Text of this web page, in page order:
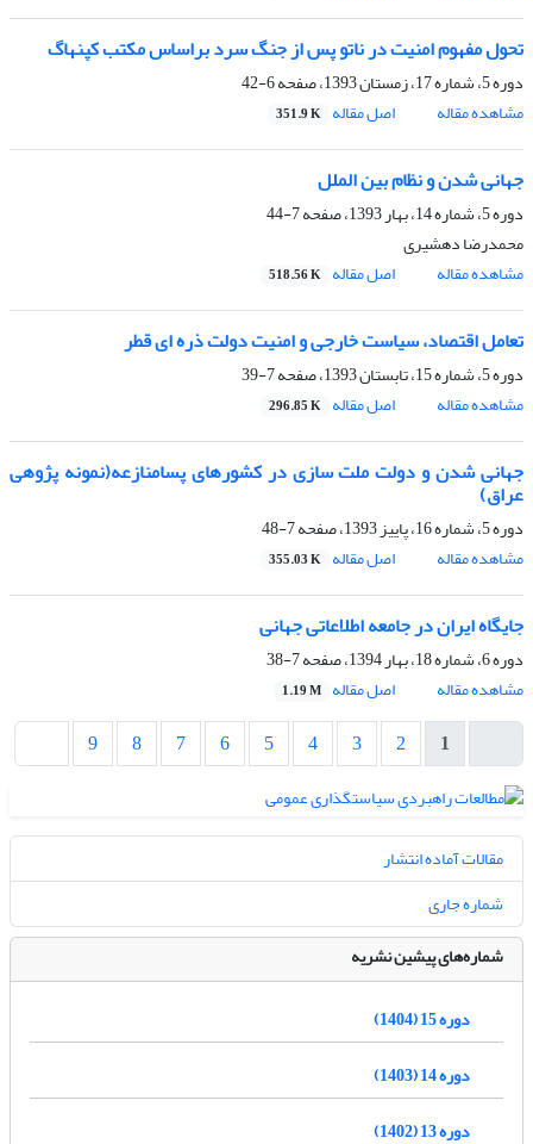
تحول مفهوم امنیت در ناتو پس از جنگ سرد براساس مکتب کپنهاگ
دوره 5، شماره 17، زمستان 1393، صفحه
6-42
مشاهده مقاله
اصل مقاله 351.9 K
جهانی شدن و نظام بین الملل
دوره 5، شماره 14، بهار 1393، صفحه
7-44
محمدرضا دهشیری
مشاهده مقاله
اصل مقاله 518.56 K
تعامل اقتصاد، سیاست خارجی و امنیت دولت ذره ای قطر
دوره 5، شماره 15، تابستان 1393، صفحه
7-39
مشاهده مقاله
اصل مقاله 296.85 K
جهانی شدن و دولت ملت سازی در کشورهای پسامنازعه(نمونه پژوهی
عراق)
دوره 5، شماره 16، پاییز 1393، صفحه
7-48
مشاهده مقاله
اصل مقاله 355.03 K
جایگاه ایران در جامعه اطلاعاتی جهانی
دوره 6، شماره 18، بهار 1394، صفحه
7-38
مشاهده مقاله
اصل مقاله 1.19 M
1
2
3
4
5
6
7
8
9
مقالات آماده انتشار
شماره جاری
شماره‌های پیشین نشریه
دوره 15 (1404)
دوره 14 (1403)
دوره 13 (1402)